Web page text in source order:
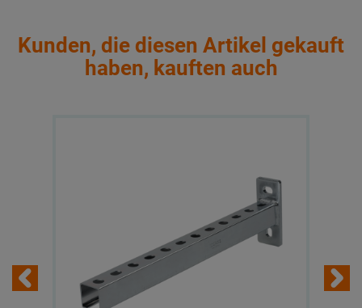
Kunden, die diesen Artikel gekauft
haben, kauften auch